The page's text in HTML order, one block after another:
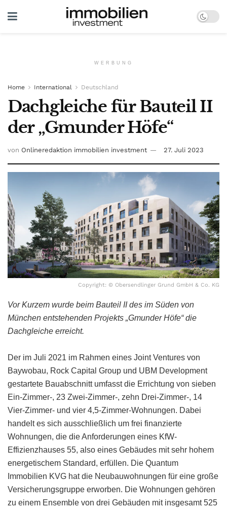
WERBUNG
Home International Deutschland
Dachgleiche für Bauteil II
der „Gmunder Höfe“
von Onlineredaktion immobilien investment 27. Juli 2023
Copyright: © Obersendlinger Grund GmbH & Co. KG
Vor Kurzem wurde beim Bauteil II des im Süden von
München entstehenden Projekts „Gmunder Höfe“ die
Dachgleiche erreicht.
Der im Juli 2021 im Rahmen eines Joint Ventures von
Baywobau, Rock Capital Group und UBM Development
gestartete Bauabschnitt umfasst die Errichtung von sieben
Ein-Zimmer-, 23 Zwei-Zimmer-, zehn Drei-Zimmer-, 14
Vier-Zimmer- und vier 4,5-Zimmer-Wohnungen. Dabei
handelt es sich ausschließlich um frei finanzierte
Wohnungen, die die Anforderungen eines KfW-
Effizienzhauses 55, also eines Gebäudes mit sehr hohem
energetischem Standard, erfüllen. Die Quantum
Immobilien KVG hat die Neubauwohnungen für eine große
Versicherungsgruppe erworben. Die Wohnungen gehören
zu einem Ensemble von drei Gebäuden mit insgesamt 525